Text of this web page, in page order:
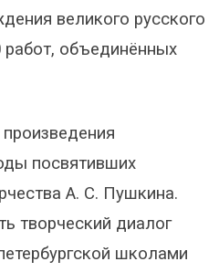
великого русского
работ, объединённых
посвятивших
А. С. Пушкина.
творческий диалог
школами